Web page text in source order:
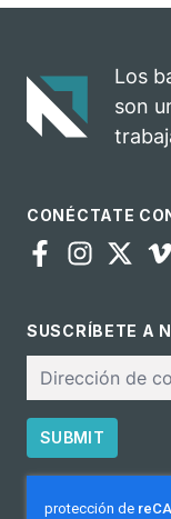
Norte
Los
son
CONÉCTATE
SUSCRÍBETE A
electrónico
SUBMIT